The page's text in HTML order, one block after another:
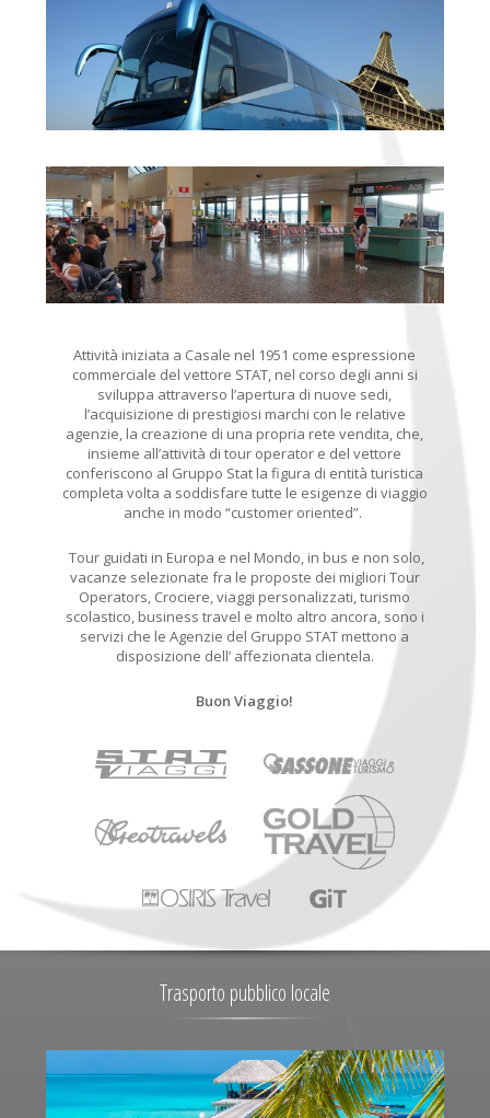
Attività iniziata a Casale nel 1951 come espressione
commerciale del vettore STAT, nel corso degli anni si
sviluppa attraverso l’apertura di nuove sedi,
l’acquisizione di prestigiosi marchi con le relative
agenzie, la creazione di una propria rete vendita, che,
insieme all’attività di tour operator e del vettore
conferiscono al Gruppo Stat la figura di entità turistica
completa volta a soddisfare tutte le esigenze di viaggio
anche in modo “customer oriented”.
Tour guidati in Europa e nel Mondo, in bus e non solo,
vacanze selezionate fra le proposte dei migliori Tour
Operators, Crociere, viaggi personalizzati, turismo
scolastico, business travel e molto altro ancora, sono i
servizi che le Agenzie del Gruppo STAT mettono a
disposizione dell’ affezionata clientela.
Buon Viaggio!
Trasporto pubblico locale